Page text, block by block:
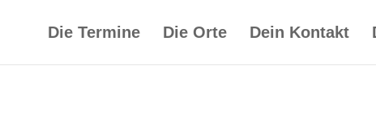
Die Termine Die Orte Dein Kontakt